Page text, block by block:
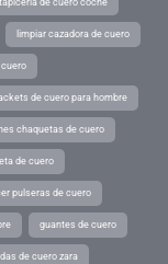
limpiar cazadora de cuero
cuero
de cuero para hombre
chaquetas de cuero
de cuero
pulseras de cuero
guantes de cuero
de cuero zara